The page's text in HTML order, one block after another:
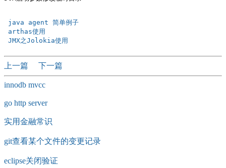
java agent 简单例子
arthas使用
JMX之Jolokia使用
上一篇 下一篇
innodb mvcc
go http server
实用金融常识
git查看某个文件的变更记录
eclipse关闭验证